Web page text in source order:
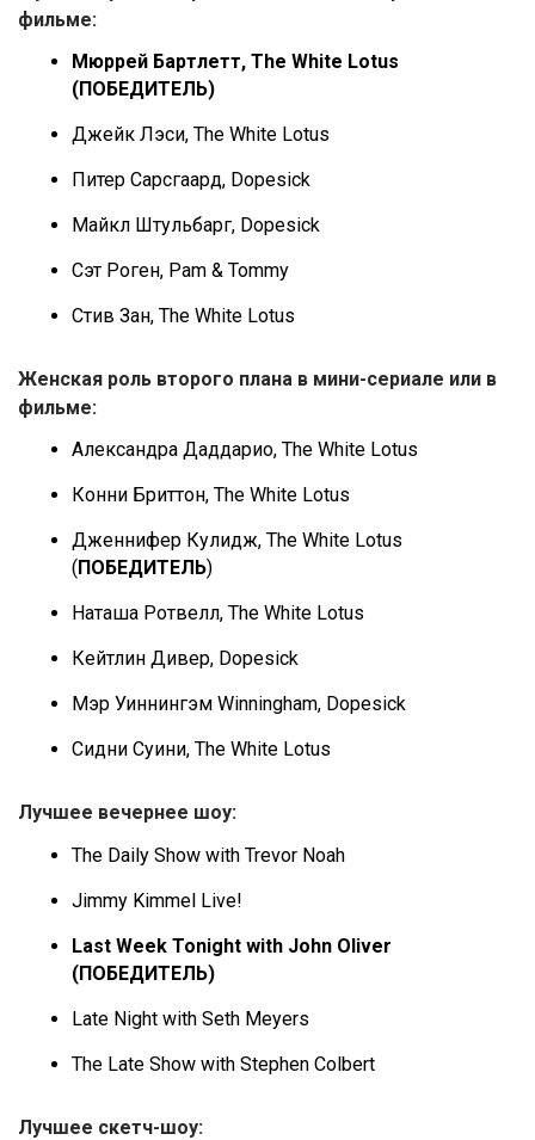
фильме:
Мюррей Бартлетт, The White Lotus
(ПОБЕДИТЕЛЬ)
Джейк Лэси, The White Lotus
Питер Сарсгаард, Dopesick
Майкл Штульбарг, Dopesick
Сэт Роген, Pam & Tommy
Стив Зан, The White Lotus
Женская роль второго плана в мини-сериале или в
фильме:
Александра Даддарио, The White Lotus
Конни Бриттон, The White Lotus
Дженнифер Кулидж, The White Lotus
( ПОБЕДИТЕЛЬ)
Наташа Ротвелл, The White Lotus
Кейтлин Дивер, Dopesick
Мэр Уиннингэм Winningham, Dopesick
Сидни Суини, The White Lotus
Лучшее вечернее шоу:
The Daily Show with Trevor Noah
Jimmy Kimmel Live!
Last Week Tonight with John Oliver
(ПОБЕДИТЕЛЬ)
Late Night with Seth Meyers
The Late Show with Stephen Colbert
Лучшее скетч-шоу: